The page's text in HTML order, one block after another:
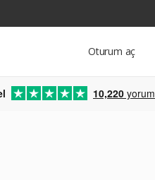
Oturum aç
10,220 yorum